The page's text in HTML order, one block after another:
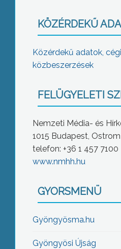
KÖZÉRDEKŰ
Közérdekű adatok,
közbeszerzések
FELÜGYELETI
Nemzeti Média- és
1015 Budapest,
telefon: +36 1 457 7100
www.nmhh.hu
GYORSMENÜ
Gyöngyösma.hu
Gyöngyösi Újság